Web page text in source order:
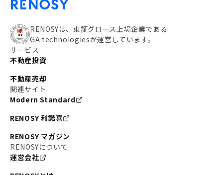
RENOSYは、東証グロース上場企業である
GA technologiesが運営しています。
サービス
不動産投資
不動産売却
関連サイト
Modern Standard
RENOSY 利諾喜
RENOSY マガジン
RENOSYについて
運営会社